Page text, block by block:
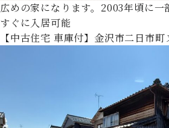
広めの家になります。2003年頃に一
すぐに入居可能
【中古住宅 車庫付】金沢市二日市